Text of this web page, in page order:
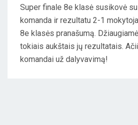
Super finale 8e klasė susikovė
komanda ir rezultatu 2-1
8e klasės pranašumą.
tokiais aukštais jų rezultatais.
komandai už dalyvavimą!